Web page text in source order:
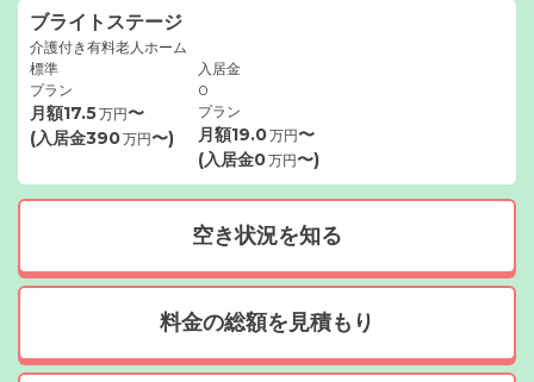
ブライトステージ
介護付き有料老人ホーム
標準
プラン
月額17.5万円〜
(入居金390万円〜)
入居金
0
プラン
月額19.0万円〜
(入居金0万円〜)
空き状況を知る
料金の総額を見積もり